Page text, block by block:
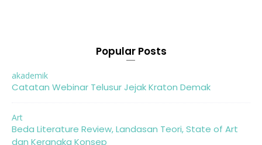
Popular Posts
akademik
Catatan Webinar Telusur Jejak Kraton Demak
Art
Beda Literature Review, Landasan Teori, State of Art
dan Kerangka Konsep